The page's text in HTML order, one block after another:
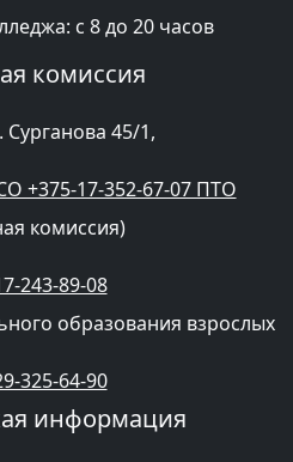
с 8 до 20 часов
комиссия
Сурганова 45/1,
+375-17-352-67-07 ПТО
комиссия)
243-89-08
образования взрослых
325-64-90
информация